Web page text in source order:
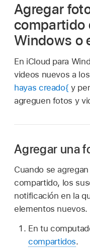
Agregar
compartido
Windows o
En iCloud para
videos nuevos a los
hayas creado{y
agreguen fotos y
Agregar una
Cuando se
compartido, los
notificación en la
elementos nuevos.
En tu
compartidos.